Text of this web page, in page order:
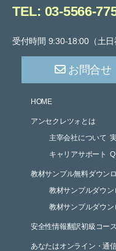
TEL: 03-5566-
受付時間 9:30-18:00（土日
お問合せ
HOME
アンセクレツォとは
主宰会社について
キャリアサポート
教材サンプル無料ダウン
教材サンプルダウン
教材サンプルダウン
安全性情報翻訳初級コー
あなたはオンライン・通